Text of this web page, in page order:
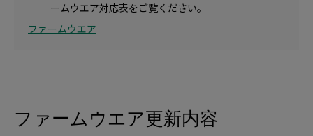
ームウエア対応表をご覧ください。
ファームウエア
ファームウエア更新内容